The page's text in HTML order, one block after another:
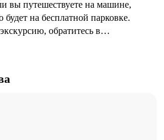
вы путешествуете на машине,
на бесплатной парковке.
обратитесь в